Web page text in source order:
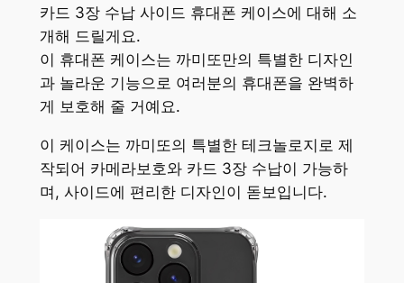
카드 3장 수납 사이드 휴대폰 케이스에 대해 소
개해 드릴게요.
이 휴대폰 케이스는 까미또만의 특별한 디자인
과 놀라운 기능으로 여러분의 휴대폰을 완벽하
게 보호해 줄 거예요.
이 케이스는 까미또의 특별한 테크놀로지로 제
작되어 카메라보호와 카드 3장 수납이 가능하
며, 사이드에 편리한 디자인이 돋보입니다.